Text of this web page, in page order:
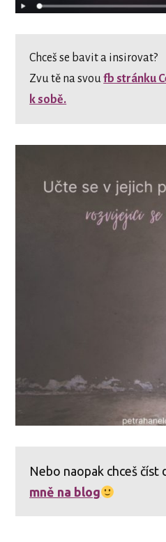
Chceš se bavit a insirovat?
Zvu tě na svoufb stránku
k sobě.
Nebo naopak chceš číst
mně na blog